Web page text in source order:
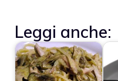
Leggi anche: